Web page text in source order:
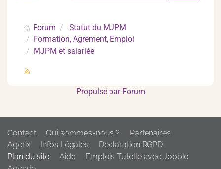
Forum
Statut du MJPM
Formation, Agrément, Emploi
MJPM et salariée
Propulsé par Forum
Contact Qui sommes-nous ?
Partenaires
Agerix
Infos Légales
Déclaration RGPD
Plan du site
Aide
Emplois Tutelle avec Jooble